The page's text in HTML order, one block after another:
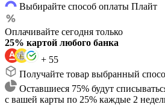
Выбирайте способ оплаты Плайт
Оплачивайте сегодня только
25% картой любого банка
+ 55
Получайте товар выбранный
Оставшиеся 75% будут
с вашей карты по 25% каждые 2